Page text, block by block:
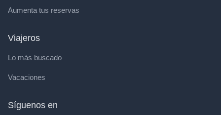
Aumenta tus reservas
Viajeros
Lo más buscado
Vacaciones
Síguenos en